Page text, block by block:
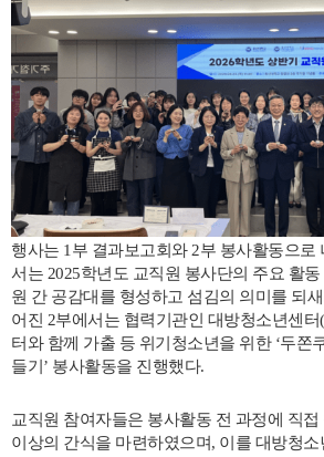
행사는 1부 결과보고회와 2부 봉사활동으로
서는 2025학년도 교직원 봉사단의 주요 활
원 간 공감대를 형성하고 섬김의 의미를 되
어진 2부에서는 협력기관인 대방청소년센
터와 함께 가출 등 위기청소년을 위한 ‘두쫀
들기’ 봉사활동을 진행했다.
교직원 참여자들은 봉사활동 전 과정에 직접
이상의 간식을 마련하였으며, 이를 대방청